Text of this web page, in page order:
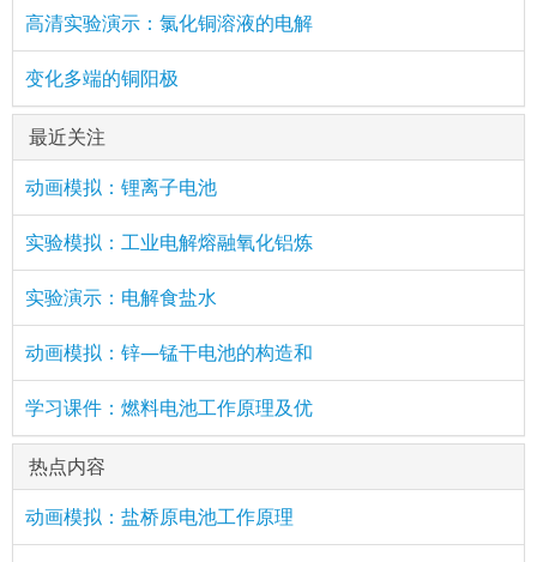
高清实验演示：氯化铜溶液的电解
变化多端的铜阳极
最近关注
动画模拟：锂离子电池
实验模拟：工业电解熔融氧化铝炼
实验演示：电解食盐水
动画模拟：锌—锰干电池的构造和
学习课件：燃料电池工作原理及优
热点内容
动画模拟：盐桥原电池工作原理